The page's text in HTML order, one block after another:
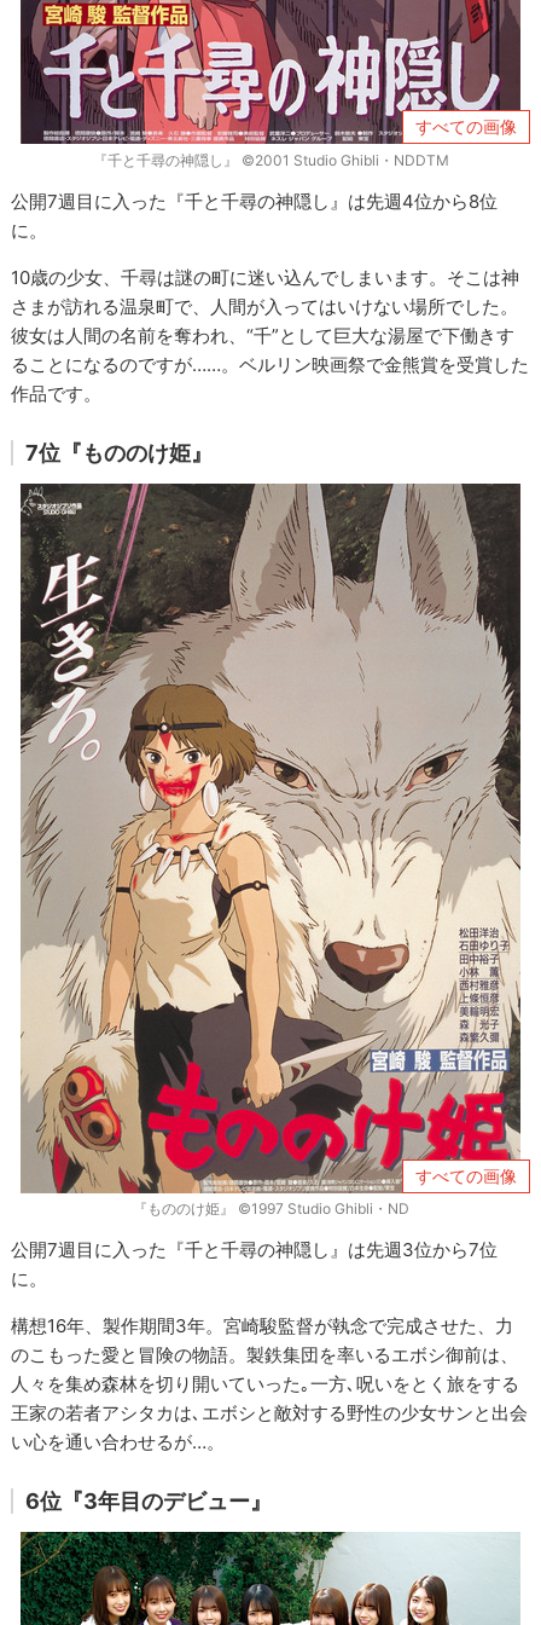
すべての画像
『千と千尋の神隠し』 ©2001 Studio Ghibli・NDDTM
公開7週目に入った『千と千尋の神隠し』は先週4位から8位
に。
10歳の少女、千尋は謎の町に迷い込んでしまいます。そこは神
さまが訪れる温泉町で、人間が入ってはいけない場所でした。
彼女は人間の名前を奪われ、“千”として巨大な湯屋で下働きす
ることになるのですが……。ベルリン映画祭で金熊賞を受賞した
作品です。
7位『もののけ姫』
すべての画像
『もののけ姫』 ©1997 Studio Ghibli・ND
公開7週目に入った『千と千尋の神隠し』は先週3位から7位
に。
構想16年、製作期間3年。宮崎駿監督が執念で完成させた、力
のこもった愛と冒険の物語。製鉄集団を率いるエボシ御前は、
人々を集め森林を切り開いていった｡一方､呪いをとく旅をする
王家の若者アシタカは､エボシと敵対する野性の少女サンと出会
い心を通い合わせるが…。
6位『3年目のデビュー』